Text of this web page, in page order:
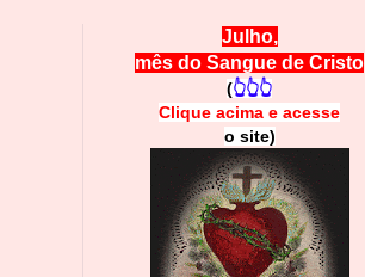
Julho,
mês do Sangue de Cristo
(👆👆👆
Clique acima e acesse
o site)